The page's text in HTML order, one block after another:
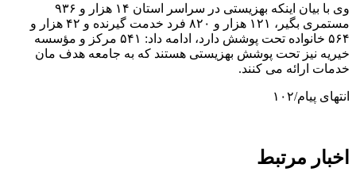
وی با بیان اینکه بهزیستی در سراسر استان ۱۴ هزار و ۹۳۶
مستمری بگیر، ۱۲۱ هزار و ۸۲۰ فرد خدمت گیرنده و ۴۲ هزار و
۵۶۴ خانواده تحت پوشش دارد، ادامه داد: ۵۴۱ مرکز و مؤسسه
خیریه نیز تحت پوشش بهزیستی هستند که به جامعه هدف مان
خدمات ارائه می کنند.
انتهای پیام/۱۰۲
اخبار مرتبط